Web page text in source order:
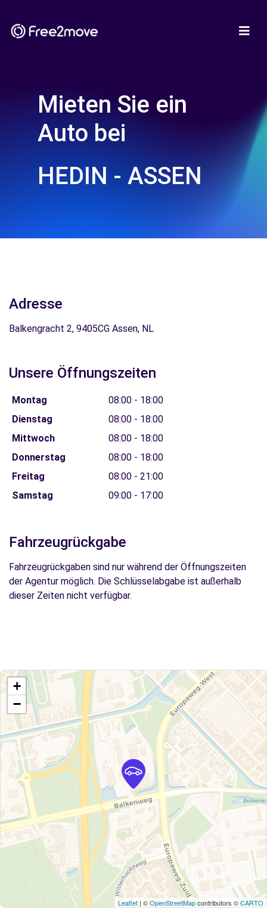
Mieten Sie ein
Auto bei
HEDIN - ASSEN
Adresse
Balkengracht 2, 9405CG Assen, NL
Unsere Öffnungszeiten
Montag
08:00 - 18:00
Dienstag
08:00 - 18:00
Mittwoch
08:00 - 18:00
Donnerstag
08:00 - 18:00
Freitag
08:00 - 21:00
Samstag
09:00 - 17:00
Fahrzeugrückgabe
Fahrzeugrückgaben sind nur während der Öffnungszeiten
der Agentur möglich. Die Schlüsselabgabe ist außerhalb
dieser Zeiten nicht verfügbar.
+
−
Leaflet | ©OpenStreetMapcontributors ©CARTO